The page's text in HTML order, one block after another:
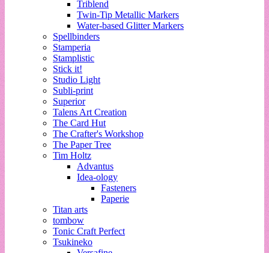
Triblend
Twin-Tip Metallic Markers
Water-based Glitter Markers
Spellbinders
Stamperia
Stamplistic
Stick it!
Studio Light
Subli-print
Superior
Talens Art Creation
The Card Hut
The Crafter's Workshop
The Paper Tree
Tim Holtz
Advantus
Idea-ology
Fasteners
Paperie
Titan arts
tombow
Tonic Craft Perfect
Tsukineko